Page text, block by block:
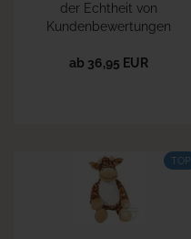
der Echtheit von
Kundenbewertungen
ab 36,95 EUR
TOP